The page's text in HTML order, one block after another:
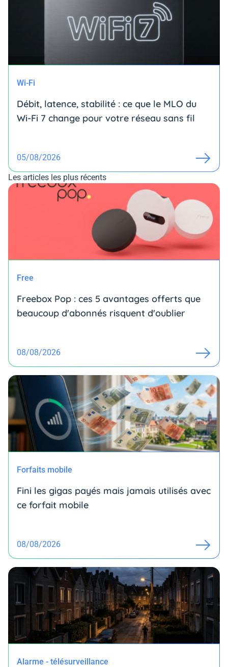
Wi-Fi
Débit, latence, stabilité : ce que le MLO du
Wi-Fi 7 change pour votre réseau sans fil
05/08/2026
Les articles les plus récents
Free
Freebox Pop : ces 5 avantages offerts que
beaucoup d'abonnés risquent d'oublier
08/08/2026
Forfaits mobile
Fini les gigas payés mais jamais utilisés avec
ce forfait mobile
08/08/2026
Alarme - télésurveillance